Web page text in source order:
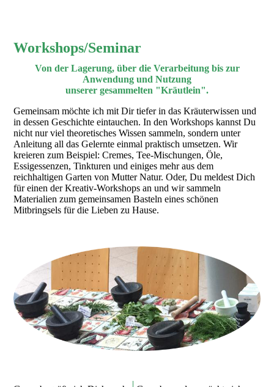
Workshops/Seminar
Von der Lagerung, über die Verarbeitung bis zur
Anwendung und Nutzung
unserer gesammelten "Kräutlein".
Gemeinsam möchte ich mit Dir tiefer in das Kräuterwissen und
in dessen Geschichte eintauchen. In den Workshops kannst Du
nicht nur viel theoretisches Wissen sammeln, sondern unter
Anleitung all das Gelernte einmal praktisch umsetzen. Wir
kreieren zum Beispiel: Cremes, Tee-Mischungen, Öle,
Essigessenzen, Tinkturen und einiges mehr aus dem
reichhaltigen Garten von Mutter Natur. Oder, Du meldest Dich
für einen der Kreativ-Workshops an und wir sammeln
Materialien zum gemeinsamen Basteln eines schönen
Mitbringsels für die Lieben zu Hause.